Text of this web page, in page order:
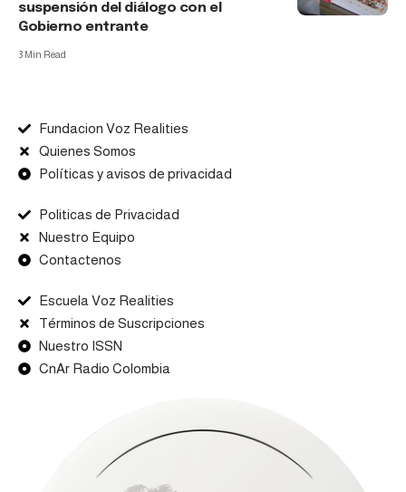
suspensión del diálogo con el
Gobierno entrante
3 Min Read
Fundacion Voz Realities
Quienes Somos
Políticas y avisos de privacidad
Politicas de Privacidad
Nuestro Equipo
Contactenos
Escuela Voz Realities
Términos de Suscripciones
Nuestro ISSN
CnAr Radio Colombia